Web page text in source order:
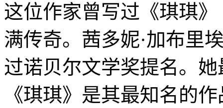
这位作家曾写过《琪琪
满传奇。茜多妮·加布里
过诺贝尔文学奖提名。
《琪琪》是其最知名的